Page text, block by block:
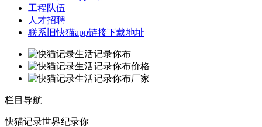
工程队伍
人才招聘
联系旧快猫app链接下载地址
栏目导航
快猫记录世界纪录你